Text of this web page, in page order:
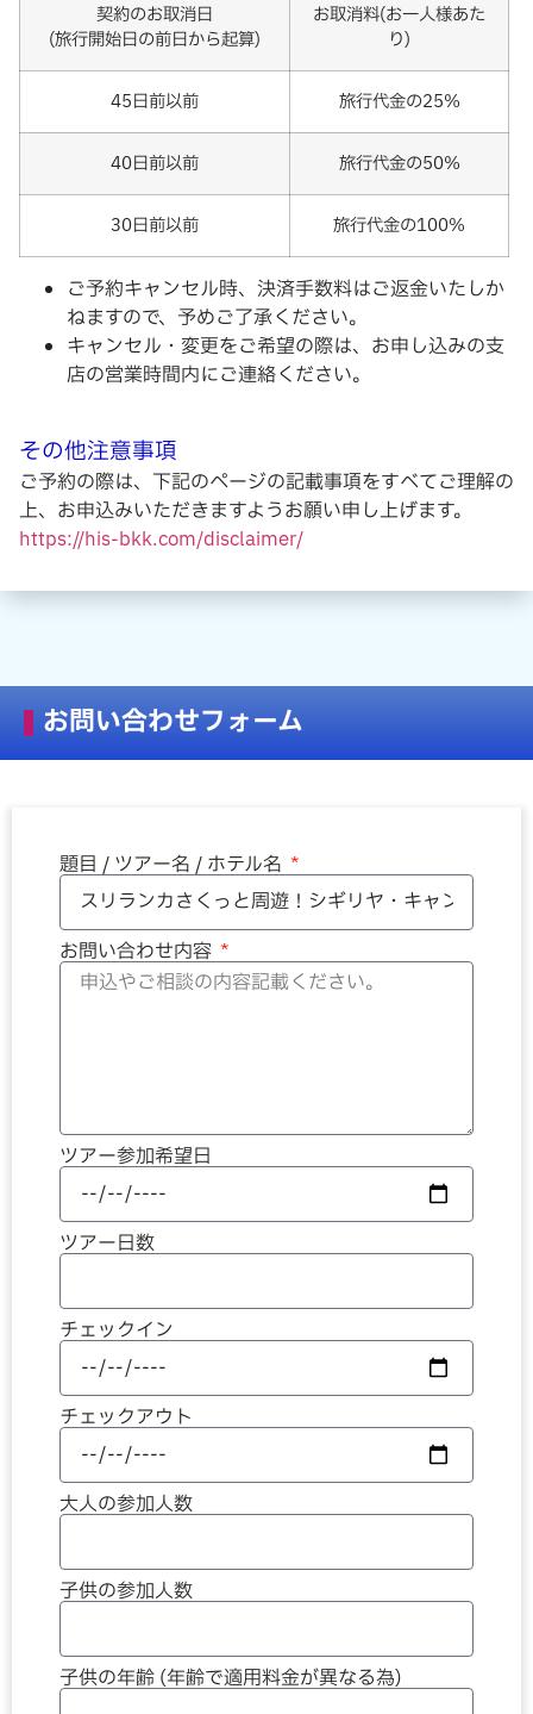
契約のお取消日
(旅行開始日の前日から起算)
お取消料(お一人様あた
り)
45日前以前 旅行代金の25%
40日前以前 旅行代金の50%
30日前以前 旅行代金の100%
ご予約キャンセル時、決済手数料はご返金いたしか
ねますので、予めご了承ください。
キャンセル・変更をご希望の際は、お申し込みの支
店の営業時間内にご連絡ください。
その他注意事項
ご予約の際は、下記のページの記載事項をすべてご理解の
上、お申込みいただきますようお願い申し上げます。
https://his-bkk.com/disclaimer/
お問い合わせフォーム
題目 / ツアー名 / ホテル名
お問い合わせ内容
ツアー参加希望日
ツアー日数
チェックイン
チェックアウト
大人の参加人数
子供の参加人数
子供の年齢 (年齢で適用料金が異なる為)